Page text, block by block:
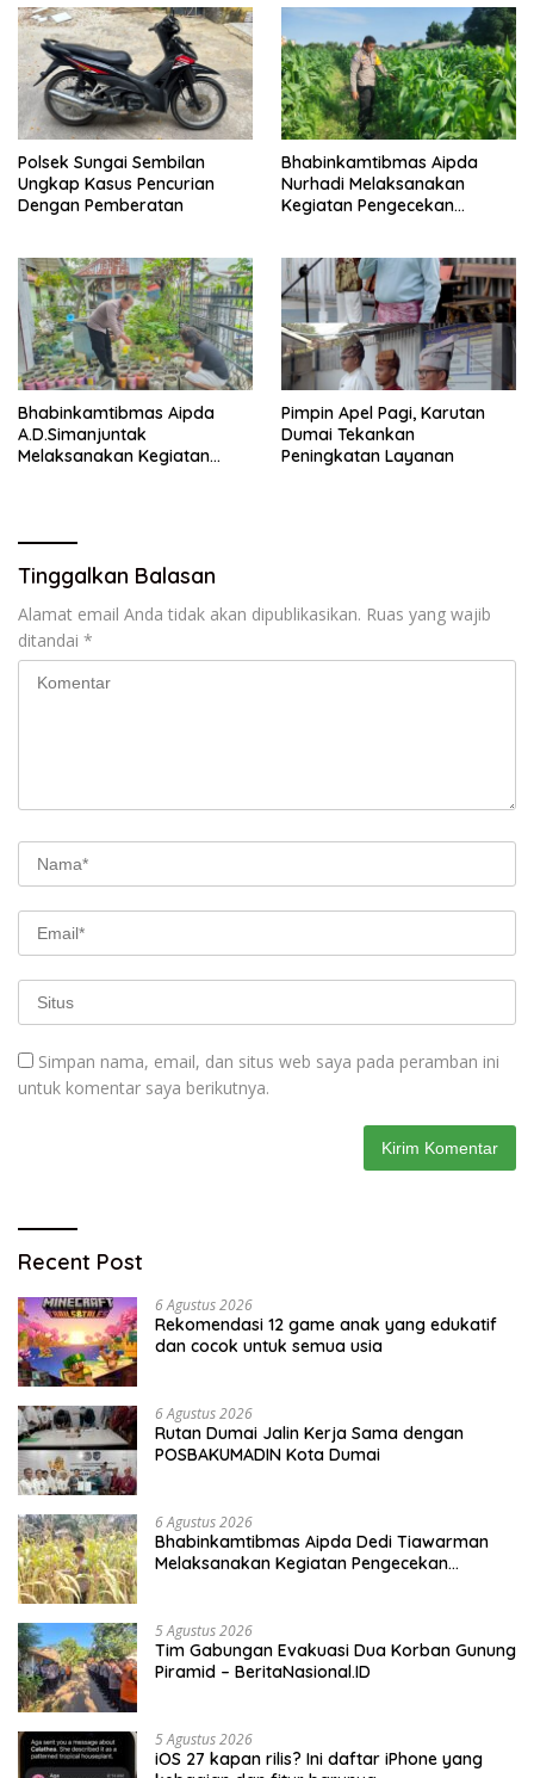
Polsek Sungai Sembilan
Ungkap Kasus Pencurian
Dengan Pemberatan
Bhabinkamtibmas Aipda
Nurhadi Melaksanakan
Kegiatan Pengecekan
Jagung Pipil
Bhabinkamtibmas Aipda
A.D.Simanjuntak
Melaksanakan Kegiatan
Pimpin Apel Pagi, Karutan
Dumai Tekankan
Peningkatan Layanan
Tinggalkan Balasan
Alamat email Anda tidak akan dipublikasikan. Ruas yang wajib
ditandai *
Simpan nama, email, dan situs web saya pada peramban ini
untuk komentar saya berikutnya.
Recent Post
6 Agustus 2026
Rekomendasi 12 game anak yang edukatif
dan cocok untuk semua usia
6 Agustus 2026
Rutan Dumai Jalin Kerja Sama dengan
POSBAKUMADIN Kota Dumai
6 Agustus 2026
Bhabinkamtibmas Aipda Dedi Tiawarman
Melaksanakan Kegiatan Pengecekan
5 Agustus 2026
Tim Gabungan Evakuasi Dua Korban Gunung
Piramid – BeritaNasional.ID
5 Agustus 2026
iOS 27 kapan rilis? Ini daftar iPhone yang